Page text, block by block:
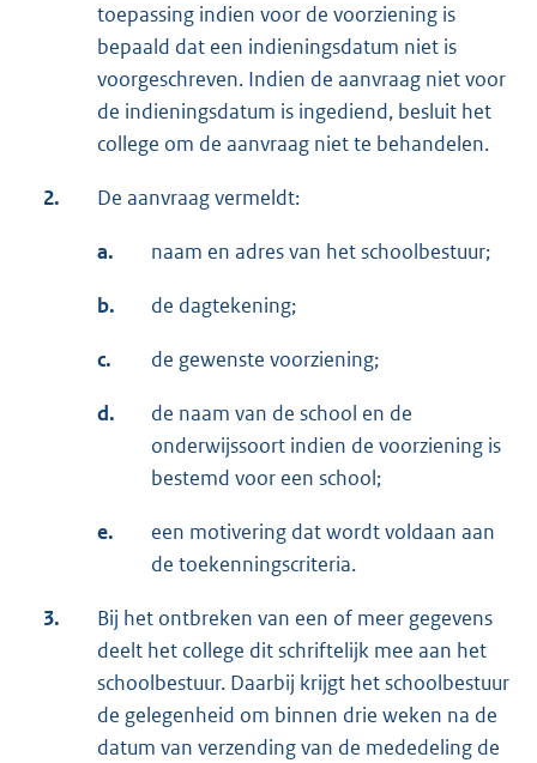
toepassing indien voor de voorziening is
bepaald dat een indieningsdatum niet is
voorgeschreven. Indien de aanvraag niet voor
de indieningsdatum is ingediend, besluit het
college om de aanvraag niet te behandelen.
2. De aanvraag vermeldt:
a. naam en adres van het schoolbestuur;
b. de dagtekening;
c. de gewenste voorziening;
d.
de naam van de school en de
onderwijssoort indien de voorziening is
bestemd voor een school;
e.
een motivering dat wordt voldaan aan
de toekenningscriteria.
3.
Bij het ontbreken van een of meer gegevens
deelt het college dit schriftelijk mee aan het
schoolbestuur. Daarbij krijgt het schoolbestuur
de gelegenheid om binnen drie weken na de
datum van verzending van de mededeling de